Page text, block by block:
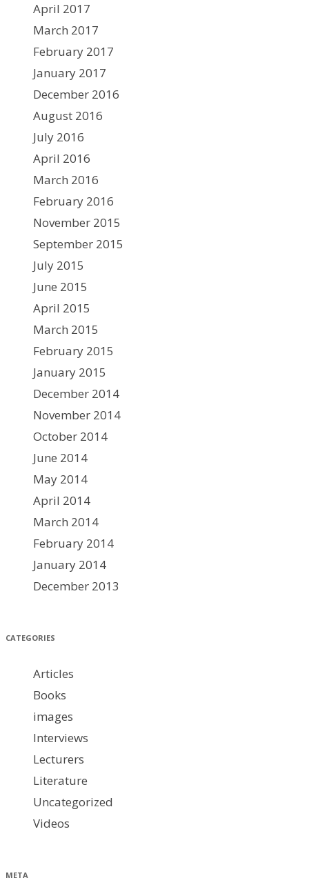
April 2017
March 2017
February 2017
January 2017
December 2016
August 2016
July 2016
April 2016
March 2016
February 2016
November 2015
September 2015
July 2015
June 2015
April 2015
March 2015
February 2015
January 2015
December 2014
November 2014
October 2014
June 2014
May 2014
April 2014
March 2014
February 2014
January 2014
December 2013
CATEGORIES
Articles
Books
images
Interviews
Lecturers
Literature
Uncategorized
Videos
META